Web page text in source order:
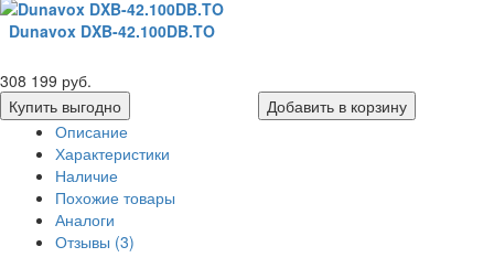
Dunavox DXB-42.100DB.TO
308 199 руб.
Купить выгодно
Добавить в корзину
Описание
Характеристики
Наличие
Похожие товары
Аналоги
Отзывы (3)